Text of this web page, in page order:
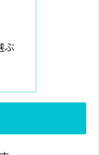
ぶ